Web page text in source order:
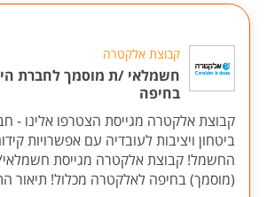
קבוצת אלקטרה
חשמלאי /ת מוסמך לחברת
בחיפה
קבוצת אלקטרה מגייסת הצטרפו אלינו -
ביטחון ויציבות לעובדיה עם אפשרויות
החשמל! קבוצת אלקטרה מגייסת
(מוסמך) בחיפה לאלקטרה מכלול! תיאור